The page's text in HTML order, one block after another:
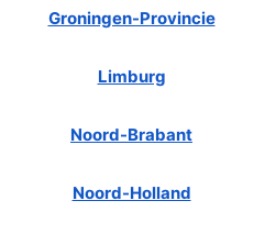
Groningen-Provincie
Limburg
Noord-Brabant
Noord-Holland